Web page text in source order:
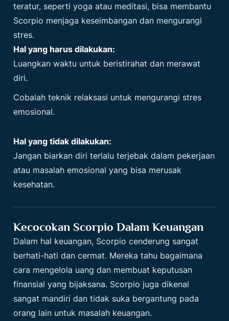
teratur, seperti yoga atau meditasi, bisa membantu
Scorpio menjaga keseimbangan dan mengurangi
stres.
Hal yang harus dilakukan:
Luangkan waktu untuk beristirahat dan merawat
diri.
Cobalah teknik relaksasi untuk mengurangi stres
emosional.
Hal yang tidak dilakukan:
Jangan biarkan diri terlalu terjebak dalam pekerjaan
atau masalah emosional yang bisa merusak
kesehatan.
Kecocokan Scorpio Dalam Keuangan
Dalam hal keuangan, Scorpio cenderung sangat
berhati-hati dan cermat. Mereka tahu bagaimana
cara mengelola uang dan membuat keputusan
finansial yang bijaksana. Scorpio juga dikenal
sangat mandiri dan tidak suka bergantung pada
orang lain untuk masalah keuangan.